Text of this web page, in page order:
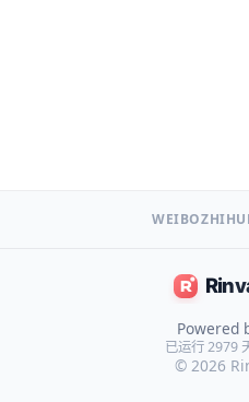
WEIBOZHIHU
Powered
已运行 2979
© 2026